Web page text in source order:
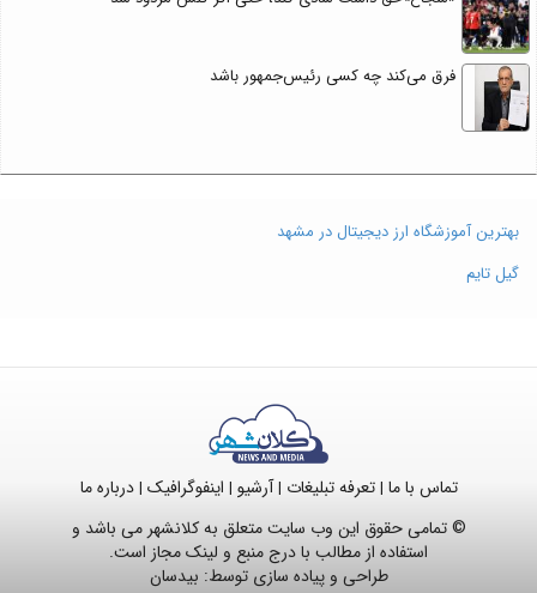
فرق می‌کند چه کسی رئیس‌جمهور باشد
بهترین آموزشگاه ارز دیجیتال در مشهد
گیل تایم
تماس با ما |تعرفه تبلیغات |آرشیو | اینفوگرافیک |درباره ما
© تمامی حقوق این وب سایت متعلق به کلانشهر می باشد و
استفاده از مطالب با درج منبع و لینک مجاز است.
طراحی و پیاده سازی توسط: بیدسان